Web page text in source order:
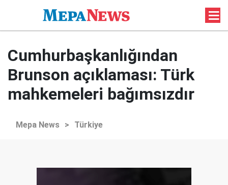
Cumhurbaşkanlığından
Brunson açıklaması: Türk
mahkemeleri bağımsızdır
Mepa News > Türkiye